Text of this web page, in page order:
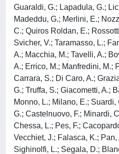
Guaraldi, G.; Lapadula, G.;
Madeddu, G.; Merlini, E.;
C.; Quiros Roldan, E.;
Svicher, V.; Taramasso, L.;
A.; Macchia, M.; Tavelli, A.;
A.; Errico, M.; Manfredini, M.;
Carrara, S.; Di Caro, A.;
G.; Truffa, S.; Giacometti, A.;
Monno, L.; Milano, E.; Suardi,
G.; Castelnuovo, F.; Minardi,
Chessa, L.; Pes, F.;
Vecchiet, J.; Falasca, K.; Pan,
Sighinolfi, L.; Segala, D.;